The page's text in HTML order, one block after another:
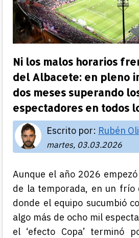
Ni los malos horarios
del Albacete: en pleno
dos meses superando
espectadores en todos
Escrito por: Rubén
martes, 03.03.2026
Aunque el año 2026
de la temporada, en un frío
donde el equipo sucumbió
algo más de ocho mil
el ‘efecto Copa’ terminó